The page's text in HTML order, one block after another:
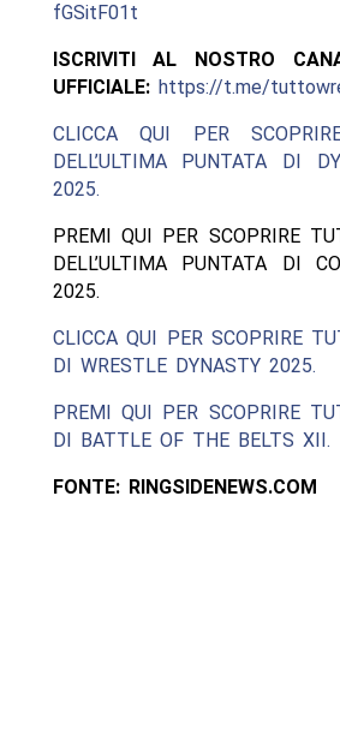
fGSitF01t
ISCRIVITI AL NOSTRO
UFFICIALE: https://t.me/
CLICCA QUI PER
DELL’ULTIMA PUNTATA DI
2025.
PREMI QUI PER SCOPRIRE
DELL’ULTIMA PUNTATA DI
2025.
CLICCA QUI PER SCOPRIRE
DI WRESTLE DYNASTY 2025.
PREMI QUI PER SCOPRIRE
DI BATTLE OF THE BELTS XII.
FONTE: RINGSIDENEWS.COM